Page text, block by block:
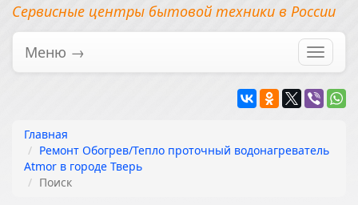
Сервисные центры бытовой техники в России
Меню →
Главная
Ремонт Обогрев/Тепло проточный водонагреватель
Atmor в городе Тверь
Поиск